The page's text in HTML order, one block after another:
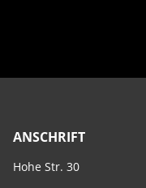
ANSCHRIFT
Hohe Str. 30